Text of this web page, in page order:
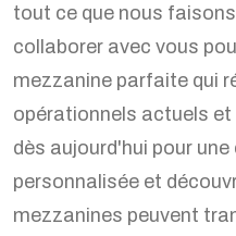
tout ce que nous
collaborer avec vous
mezzanine parfaite qui
opérationnels actuels
dès aujourd'hui pour
personnalisée et
mezzanines peuvent